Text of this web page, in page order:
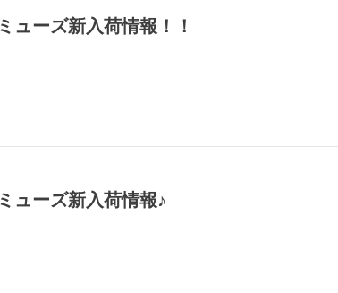
ミューズ新入荷情報！！
ミューズ新入荷情報♪